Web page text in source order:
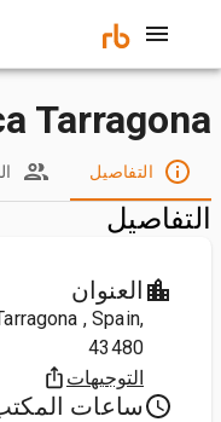
Tarragona
التفاصيل
التفاصيل
العنوان
, Spain,
43480
التوجيهات
ساعات